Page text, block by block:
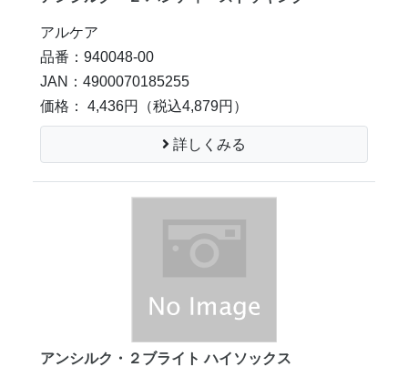
アルケア
品番：940048-00
JAN：4900070185255
価格： 4,436円
（税込4,879円）
詳しくみる
アンシルク・２ブライト ハイソックス